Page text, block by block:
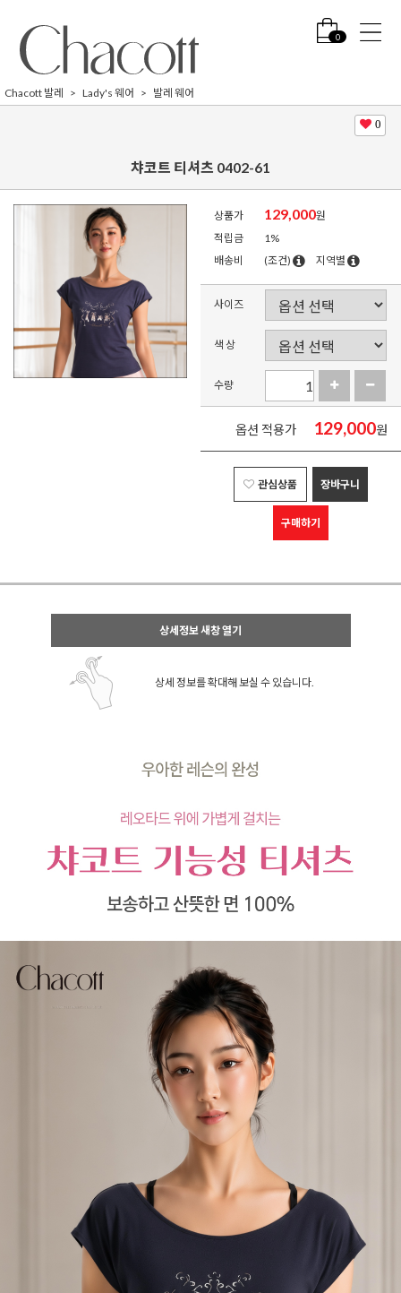
0
Chacott 발레 Lady's 웨어 발레 웨어
0
챠코트 티셔츠 0402-61
상품가 129,000원
적립금
1%
배송비
(조건) 지역별
사이즈
색 상
수량
옵션 적용가 129,000원
관심상품 장바구니
구매하기
상세정보 새창 열기
상세 정보를 확대해 보실 수 있습니다.